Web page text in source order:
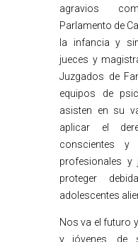
agravios
Parlamento de
la infancia y
jueces y
Juzgados de
equipos de
asisten en su
aplicar el
conscientes y
profesionales y
proteger
adolescentes
Nos va el futuro
y jóvenes, de